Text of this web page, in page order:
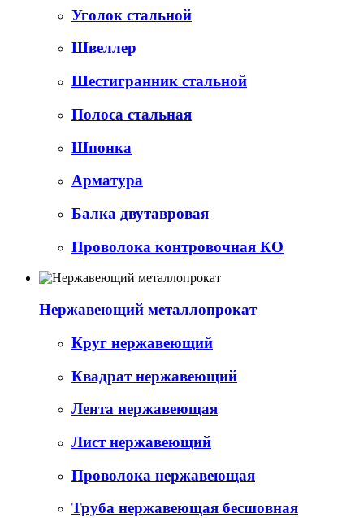
Уголок стальной
Швеллер
Шестигранник стальной
Полоса стальная
Шпонка
Арматура
Балка двутавровая
Проволока контровочная КО
Нержавеющий металлопрокат
Круг нержавеющий
Квадрат нержавеющий
Лента нержавеющая
Лист нержавеющий
Проволока нержавеющая
Труба нержавеющая бесшовная